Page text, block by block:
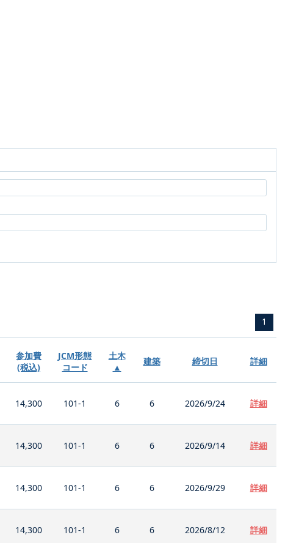
1
参加費
(税込)
JCM形態
コード
土木
▲
建築 締切日 詳細
14,300 101-1 6 6 2026/9/24 詳細
14,300 101-1 6 6 2026/9/14 詳細
14,300 101-1 6 6 2026/9/29 詳細
14,300 101-1 6 6 2026/8/12 詳細